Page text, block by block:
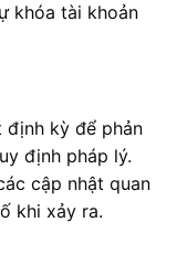
khóa tài khoản
định kỳ để phản
định pháp lý.
cập nhật quan
khi xảy ra.